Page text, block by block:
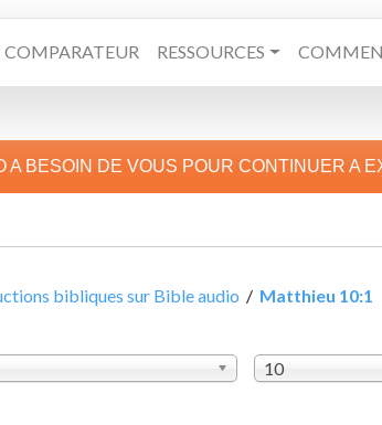
COMPARATEUR RESSOURCES
A BESOIN DE VOUS POUR CONTINUER A
bibliques sur Bible audio / Matthieu 10:1
10